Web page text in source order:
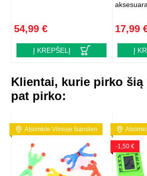
54,99 €
Į KREPŠELĮ
17,99
Į
Klientai, kurie pirko šią
pat pirko:
Atsiimkite Vilniuje šiandien
-1,50 €